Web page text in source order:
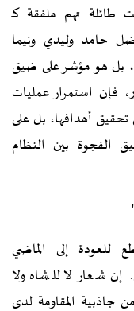
طائلة تهم ملفقة كـ
حامد وليدي ونيما
على القوة، بل هو مؤشر على ضيق
فإن استمرار عمليات
أهدافها، بل على
الفجوة بين النظام
للعودة إلى الماضي
إن شعار لا للشاه ولا
جاذبية المقاومة لدى